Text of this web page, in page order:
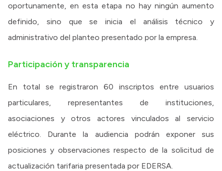
oportunamente, en esta etapa no hay ningún aumento
definido, sino que se inicia el análisis técnico y
administrativo del planteo presentado por la empresa.
Participación y transparencia
En total se registraron 60 inscriptos entre usuarios
particulares, representantes de instituciones,
asociaciones y otros actores vinculados al servicio
eléctrico. Durante la audiencia podrán exponer sus
posiciones y observaciones respecto de la solicitud de
actualización tarifaria presentada por EDERSA.